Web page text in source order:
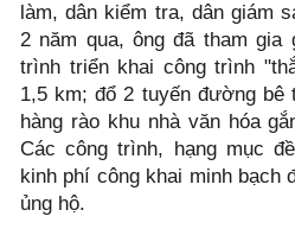
làm, dân kiểm tra, dân giám
2 năm qua, ông đã tham gia
trình triển khai công trình
1,5 km; đổ 2 tuyến đường bê
hàng rào khu nhà văn hóa
Các công trình, hạng mục
kinh phí công khai minh bạch
ủng hộ.